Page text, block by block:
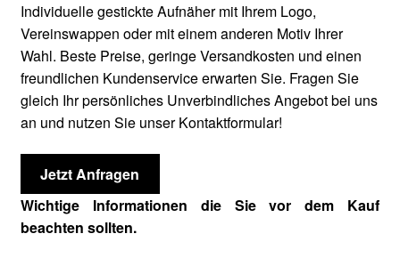
Individuelle gestickte Aufnäher mit Ihrem Logo,
Vereinswappen oder mit einem anderen Motiv Ihrer
Wahl. Beste Preise, geringe Versandkosten und einen
freundlichen Kundenservice erwarten Sie. Fragen Sie
gleich Ihr persönliches Unverbindliches Angebot bei uns
an und nutzen Sie unser Kontaktformular!
Jetzt Anfragen
Wichtige Informationen die Sie vor dem Kauf
beachten sollten.